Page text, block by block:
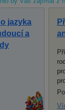
jazyka
a